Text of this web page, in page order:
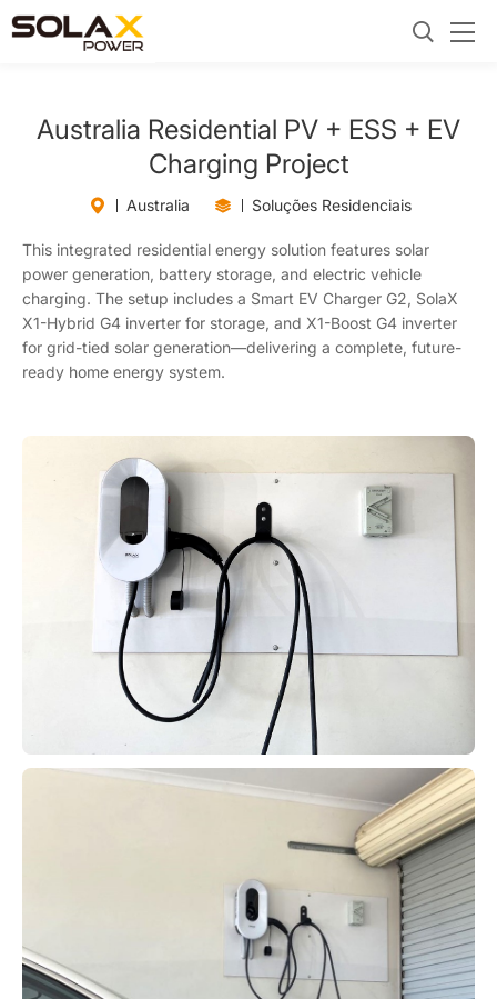
Australia Residential PV + ESS + EV
Charging Project
Australia Soluções Residenciais
This integrated residential energy solution features solar
power generation, battery storage, and electric vehicle
charging. The setup includes a Smart EV Charger G2, SolaX
X1-Hybrid G4 inverter for storage, and X1-Boost G4 inverter
for grid-tied solar generation—delivering a complete, future-
ready home energy system.